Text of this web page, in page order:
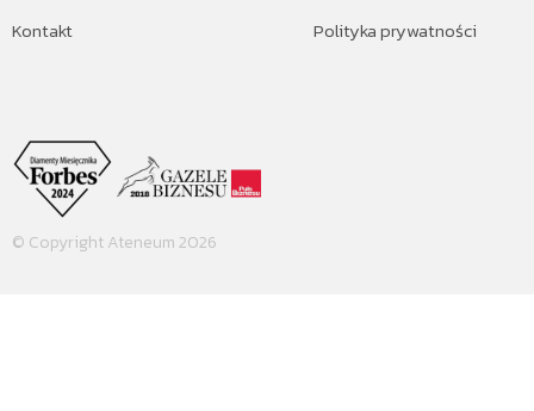
Kontakt
Polityka prywatności
© Copyright Ateneum 2026